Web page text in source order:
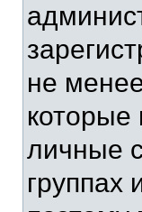
не
личные
группах